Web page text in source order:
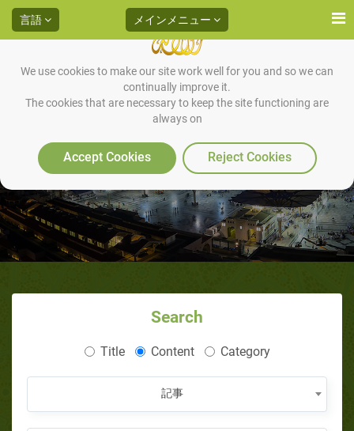
We use cookies to make our site work well for you and so we can
continually improve it.
The cookies that are necessary to keep the site functioning are
always on
Accept Cookies Reject Cookies
言語 メインメニュー
食事の際のスンナ
Search
Title Content Category
記事